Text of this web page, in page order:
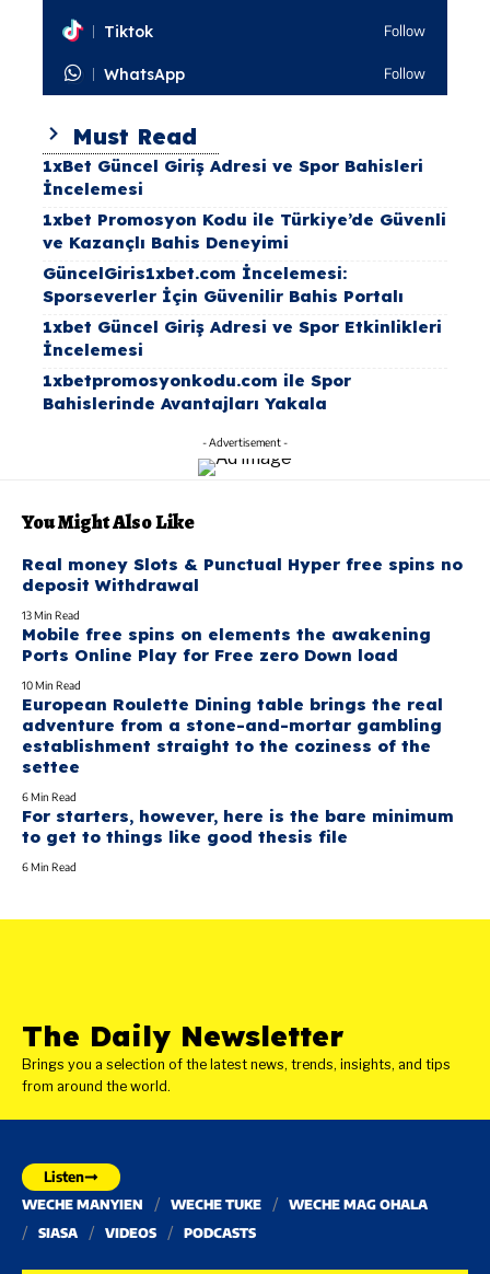
Tiktok Follow
WhatsApp Follow
Must Read
1xBet Güncel Giriş Adresi ve Spor Bahisleri
İncelemesi
1xbet Promosyon Kodu ile Türkiye’de Güvenli
ve Kazançlı Bahis Deneyimi
GüncelGiris1xbet.com İncelemesi:
Sporseverler İçin Güvenilir Bahis Portalı
1xbet Güncel Giriş Adresi ve Spor Etkinlikleri
İncelemesi
1xbetpromosyonkodu.com ile Spor
Bahislerinde Avantajları Yakala
- Advertisement -
You Might Also Like
Real money Slots & Punctual Hyper free spins no
deposit Withdrawal
13 Min Read
Mobile free spins on elements the awakening
Ports Online Play for Free zero Down load
10 Min Read
European Roulette Dining table brings the real
adventure from a stone-and-mortar gambling
establishment straight to the coziness of the
settee
6 Min Read
For starters, however, here is the bare minimum
to get to things like good thesis file
6 Min Read
The Daily Newsletter
Brings you a selection of the latest news, trends, insights, and tips
from around the world.
Listen
WECHE MANYIEN WECHE TUKE
WECHE MAG OHALA
SIASA
VIDEOS PODCASTS